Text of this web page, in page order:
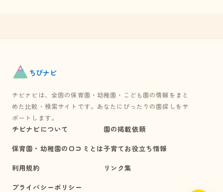
ちびナビ
チビナビは、全国の保育園・幼稚園・こども園の情報をまと
めた比較・検索サイトです。あなたにぴったりの園探しをサ
ポートします。
チビナビについて
保育園・幼稚園の口コミとは
利用規約
プライバシーポリシー
園の掲載依頼
子育てお役立ち情報
リンク集